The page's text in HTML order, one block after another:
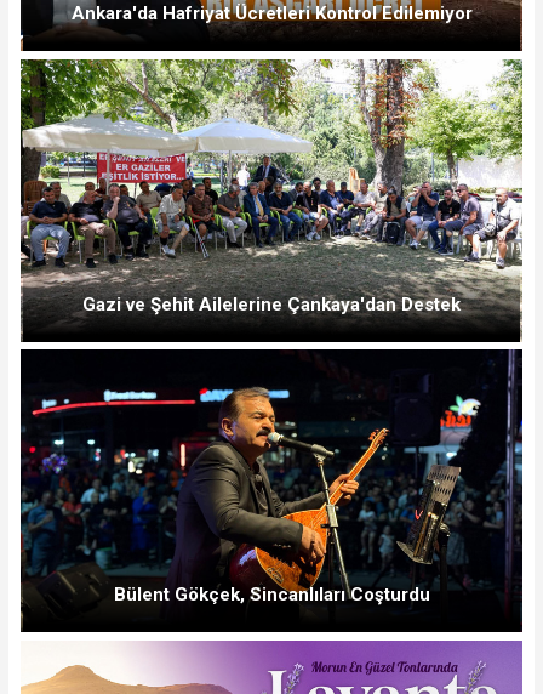
Ankara'da Hafriyat Ücretleri Kontrol Edilemiyor
Gazi ve Şehit Ailelerine Çankaya'dan Destek
Bülent Gökçek, Sincanlıları Coşturdu